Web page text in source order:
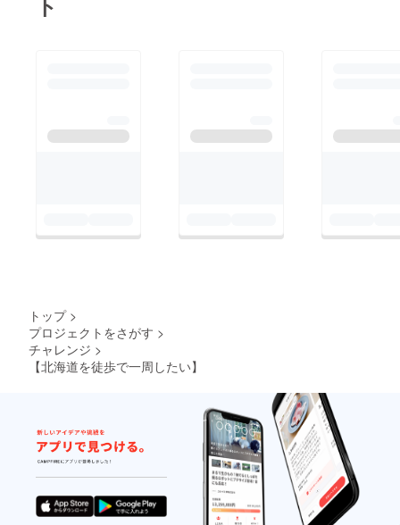
トップ >
プロジェクトをさがす >
チャレンジ >
【北海道を徒歩で一周したい】